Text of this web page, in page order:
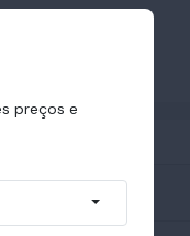
preços e